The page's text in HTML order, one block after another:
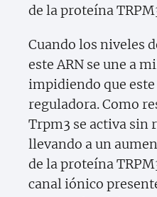
de la proteína
Cuando los niveles
este ARN se une a
impidiendo que
reguladora. Como
Trpm3 se activa sin
llevando a un
de la proteína
canal iónico